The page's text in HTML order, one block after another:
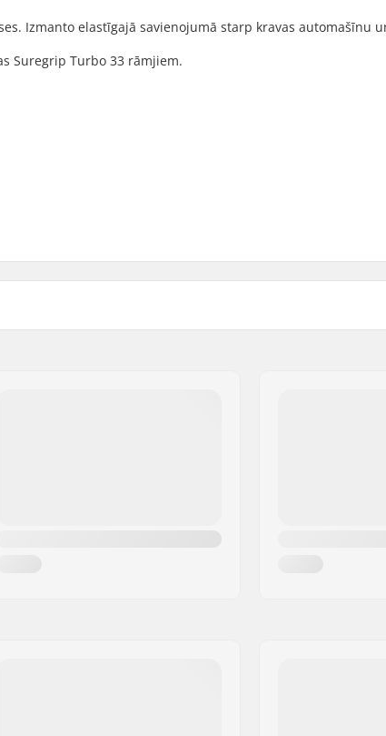
Izmanto elastīgajā savienojumā starp kravas automašīnu
Suregrip Turbo 33 rāmjiem.